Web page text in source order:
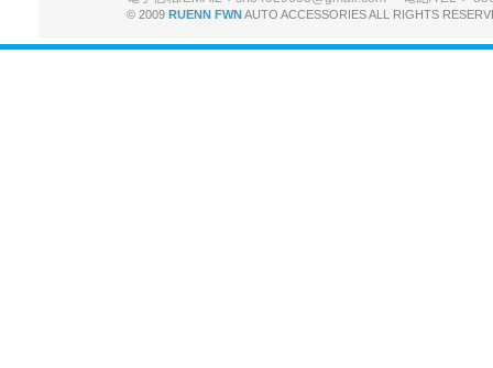
© 2009 RUENN FWNAUTO ACCESSORIES ALL RIGHTS